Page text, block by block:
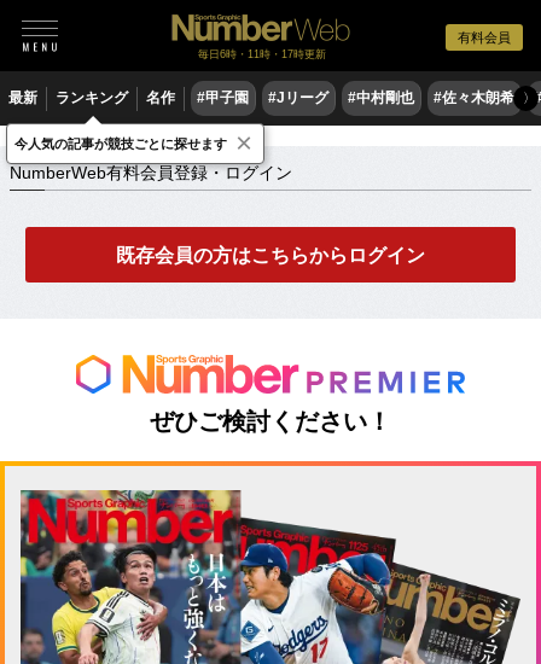
有料会員
毎日6時・11時・17時更新
最新 ランキング 名作 #甲子園 #Jリーグ #中村剛也 #佐々木朗希 〉
NumberWeb有料会員登録・ログイン
NumberWeb有料会員登録・ログイン
既存会員の方はこちらからログイン
ぜひご検討ください！
今人気の記事が競技ごとに探せます ×